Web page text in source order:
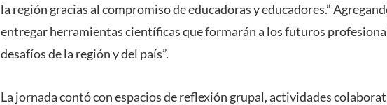
la región gracias al compromiso de educadoras y educadores.”
entregar herramientas científicas que formarán a los futuros
desafíos de la región y del país”.
La jornada contó con espacios de reflexión grupal, actividades